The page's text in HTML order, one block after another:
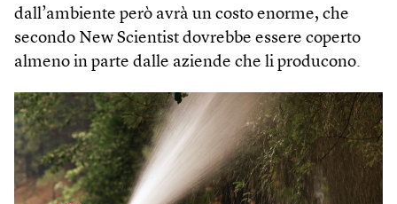
dall’ambiente però avrà un costo enorme, che
secondo New Scientist dovrebbe essere coperto
almeno in parte dalle aziende che li producono.